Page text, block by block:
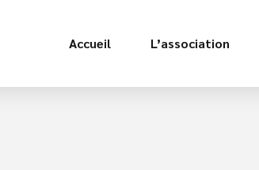
Accueil L’association